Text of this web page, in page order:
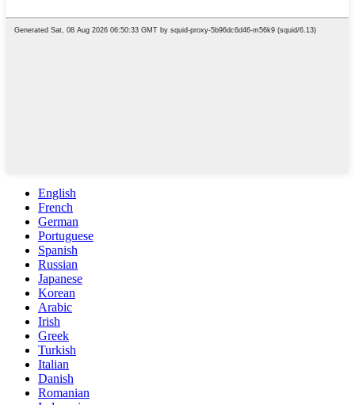
English
French
German
Portuguese
Spanish
Russian
Japanese
Korean
Arabic
Irish
Greek
Turkish
Italian
Danish
Romanian